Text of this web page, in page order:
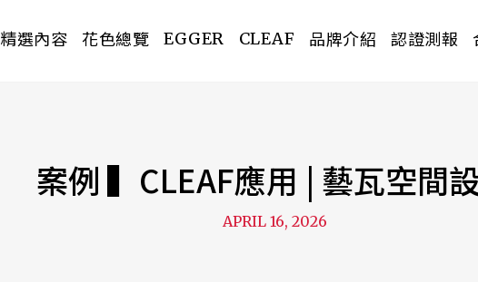
精選內容 花色總覽 EGGER CLEAF 品牌介紹
PREV
認證測報
案例 ▍CLEAF應用 | 藝瓦空間
APRIL 16, 2026